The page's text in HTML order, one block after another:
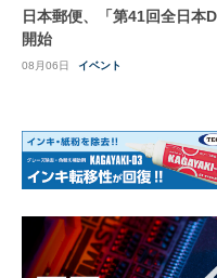
日本郵便、「第41回全日本
開始
08月06日 イベント